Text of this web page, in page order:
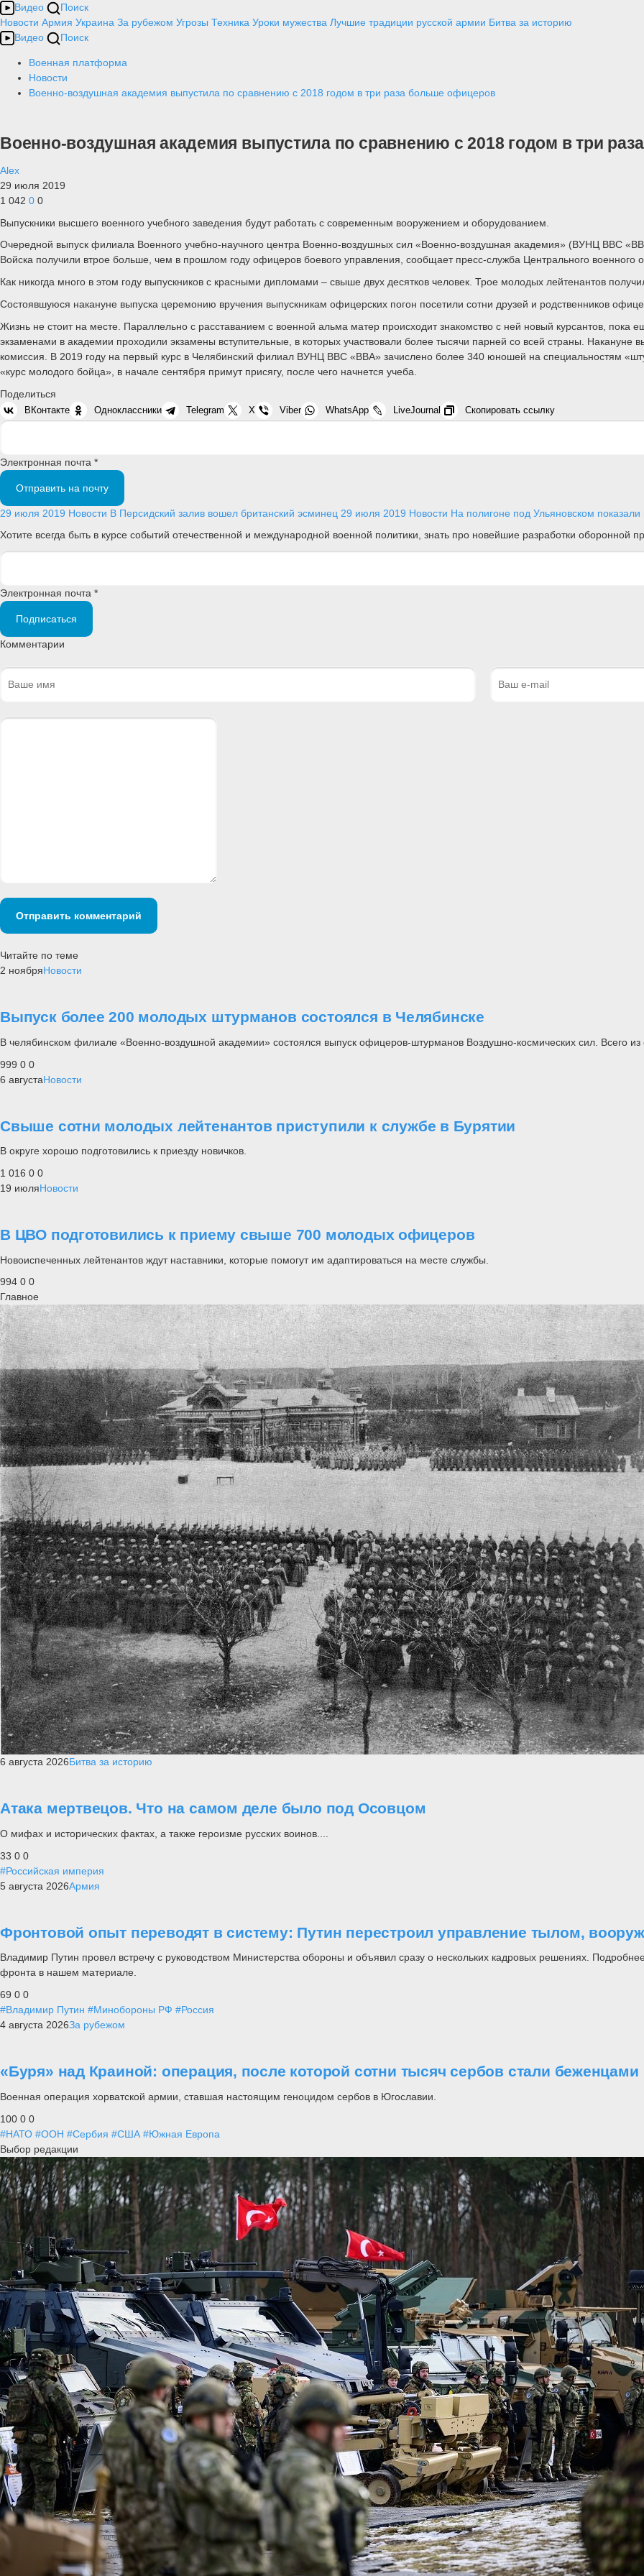
Видео
Поиск
Новости Армия Украина За рубежом Угрозы Техника Уроки мужества Лучшие традиции русской армии Битва за историю
Видео
Поиск
Военная платформа
Новости
Военно-воздушная академия выпустила по сравнению с 2018 годом в три раза больше офицеров
Военно-воздушная академия выпустила по сравнению с 2018 годом в три
Alex
29 июля 2019
1 042 0 0
Выпускники высшего военного учебного заведения будут работать с современным вооружением и оборудованием.
Очередной выпуск филиала Военного учебно-научного центра Военно-воздушных сил «Военно-воздушная академия» (ВУНЦ ВВС
Войска получили втрое больше, чем в прошлом году офицеров боевого управления, сообщает пресс-служба Центрального военного
Как никогда много в этом году выпускников с красными дипломами – свыше двух десятков человек. Трое молодых лейтенантов
Состоявшуюся накануне выпуска церемонию вручения выпускникам офицерских погон посетили сотни друзей и родственников
Жизнь не стоит на месте. Параллельно с расставанием с военной альма матер происходит знакомство с ней новый курсантов, пока
экзаменами в академии проходили экзамены вступительные, в которых участвовали более тысячи парней со всей страны.
комиссия. В 2019 году на первый курс в Челябинский филиал ВУНЦ ВВС «ВВА» зачислено более 340 юношей на специальностям
«курс молодого бойца», в начале сентября примут присягу, после чего начнется учеба.
Поделиться
ВКонтакте Одноклассники Telegram X Viber WhatsApp LiveJournal Скопировать ссылку
Электронная почта *
Отправить на почту
29 июля 2019 Новости В Персидский залив вошел британский эсминец 29 июля 2019 Новости На полигоне под Ульяновском
Хотите всегда быть в курсе событий отечественной и международной военной политики, знать про новейшие разработки
Электронная почта *
Подписаться
Комментарии
Отправить комментарий
Читайте по теме
2 ноябряНовости
Выпуск более 200 молодых штурманов состоялся в Челябинске
В челябинском филиале «Военно-воздушной академии» состоялся выпуск офицеров-штурманов Воздушно-космических сил. Всего
999 0 0
6 августаНовости
Свыше сотни молодых лейтенантов приступили к службе в Бурятии
В округе хорошо подготовились к приезду новичков.
1 016 0 0
19 июляНовости
В ЦВО подготовились к приему свыше 700 молодых офицеров
Новоиспеченных лейтенантов ждут наставники, которые помогут им адаптироваться на месте службы.
994 0 0
Главное
6 августа 2026Битва за историю
Атака мертвецов. Что на самом деле было под Осовцом
О мифах и исторических фактах, а также героизме русских воинов....
33 0 0
#Российская империя
5 августа 2026Армия
Фронтовой опыт переводят в систему: Путин перестроил управление тылом,
Владимир Путин провел встречу с руководством Министерства обороны и объявил сразу о нескольких кадровых решениях.
фронта в нашем материале.
69 0 0
#Владимир Путин #Минобороны РФ #Россия
4 августа 2026За рубежом
«Буря» над Краиной: операция, после которой сотни тысяч сербов стали беженцами
Военная операция хорватской армии, ставшая настоящим геноцидом сербов в Югославии.
100 0 0
#НАТО #ООН #Сербия #США #Южная Европа
Выбор редакции